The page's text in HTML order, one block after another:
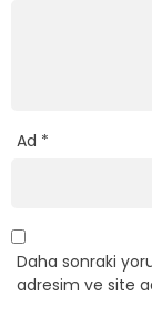
Ad *
Daha sonraki
adresim ve site